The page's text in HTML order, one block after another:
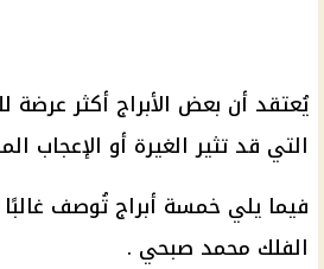
يُعتقد أن بعض الأبراج أكثر عرضة
التي قد تثير الغيرة أو الإعجاب
فيما يلي خمسة أبراج تُوصف
الفلك محمد صبحي .